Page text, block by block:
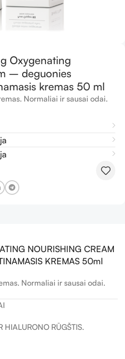
Oxygenating
– deguonies
kremas 50 ml
Normaliai ir sausai odai.
NOURISHING CREAM
KREMAS 50ml
Normaliai ir sausai odai.
HIALURONO RŪGŠTIS.